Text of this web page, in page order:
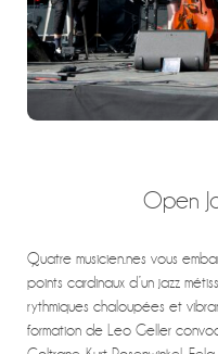
Open
Quatre musicien.nes vous
points cardinaux d’un jazz
rythmiques chaloupées et
formation de Leo Geller